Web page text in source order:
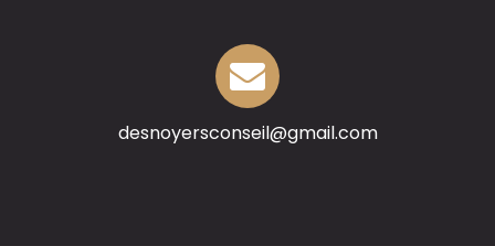
desnoyersconseil@gmail.com